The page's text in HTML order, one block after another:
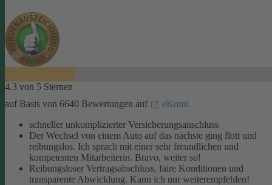
4.3 von 5 Sternen
auf Basis von 6640 Bewertungen auf
eKomi
schneller unkomplizierter Versicherungsanschluss
Der Wechsel von einem Auto auf das nächste ging flott und
reibungslos. Ich sprach mit einer sehr freundlichen und
kompetenten Mitarbeiterin. Bravo, weiter so!
Reibungsloser Vertragsabschluss, faire Konditionen und
transparente Abwicklung. Kann ich nur weiterempfehlen!